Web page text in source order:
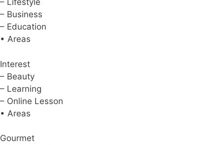
– Lifestyle
– Business
– Education
• Areas
Interest
– Beauty
– Learning
– Online Lesson
• Areas
Gourmet